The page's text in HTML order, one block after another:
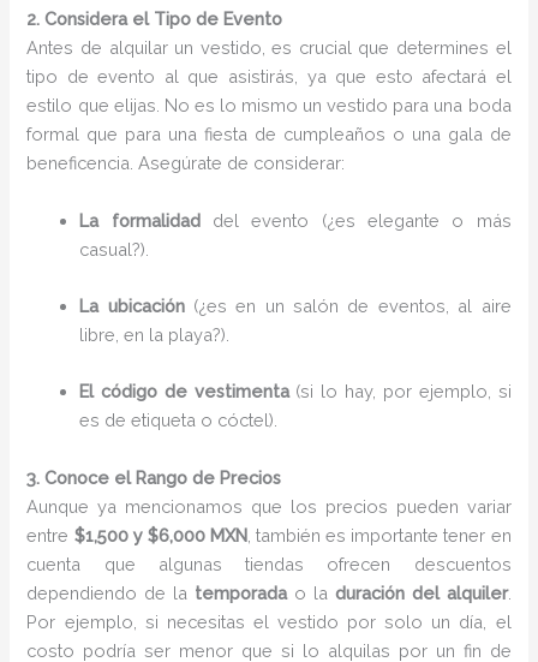
2. Considera el Tipo de Evento
Antes de alquilar un vestido, es crucial que determines el
tipo de evento al que asistirás, ya que esto afectará el
estilo que elijas. No es lo mismo un vestido para una boda
formal que para una fiesta de cumpleaños o una gala de
beneficencia. Asegúrate de considerar:
La formalidaddel evento (¿es elegante o más
casual?).
La ubicación(¿es en un salón de eventos, al aire
libre, en la playa?).
El código de vestimenta(si lo hay, por ejemplo, si
es de etiqueta o cóctel).
3. Conoce el Rango de Precios
Aunque ya mencionamos que los precios pueden variar
entre $1,500 y $6,000 MXN, también es importante tener en
cuenta que algunas tiendas ofrecen descuentos
dependiendo de la temporadao la duración del alquiler.
Por ejemplo, si necesitas el vestido por solo un día, el
costo podría ser menor que si lo alquilas por un fin de